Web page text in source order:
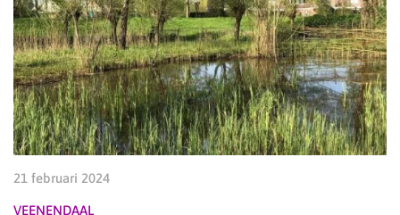
21 februari 2024
VEENENDAAL